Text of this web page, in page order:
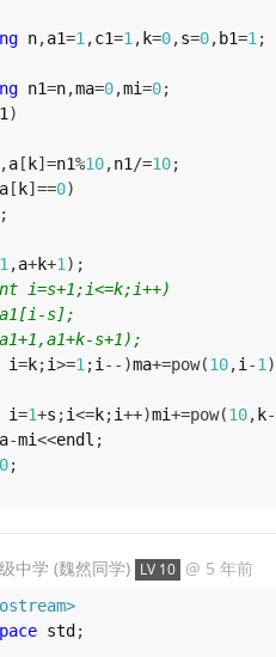
n,a1=1 ,c1=1 , k=0,s=0, b1=1 ;
n1=n,ma=0,mi=0;
)
a[ k] =n1%10,n1 /=10;
a[ k] ==0)
,a+k+1 ) ;
i=s+1;i<=k;i++)
s];
s+1);
i=k;i>=1 ;i -- )ma+=pow(10,i -1 )
i=1+s ;i<=k;i++)mi+=pow(10, k-
-mi<<endl ;
0;
中学 (魏然同学) LV 10 @ 5 年前
std ;